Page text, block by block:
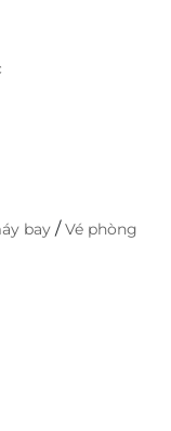
mã QR.
dầu cao cấp tại
thư giãn chuẩn
giảm giácực
bay /Vé phòng